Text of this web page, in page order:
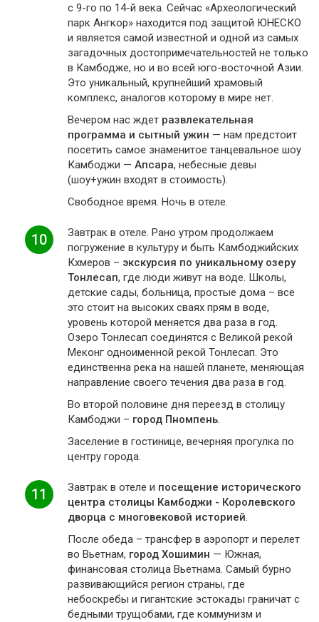
с 9-го по 14-й века. Сейчас «Археологический
парк Ангкор» находится под защитой ЮНЕСКО
и является самой известной и одной из самых
загадочных достопримечательностей не только
в Камбодже, но и во всей юго-восточной Азии.
Это уникальный, крупнейший храмовый
комплекс, аналогов которому в мире нет.
Вечером нас ждет развлекательная
программа и сытный ужин — нам предстоит
посетить самое знаменитое танцевальное шоу
Камбоджи — Апсара, небесные девы
(шоу+ужин входят в стоимость).
Свободное время. Ночь в отеле.
10
Завтрак в отеле. Рано утром продолжаем
погружение в культуру и быть Камбоджийских
Кхмеров – экскурсия по уникальному озеру
Тонлесап, где люди живут на воде. Школы,
детские сады, больница, простые дома – все
это стоит на высоких сваях прям в воде,
уровень которой меняется два раза в год.
Озеро Тонлесап соединятся с Великой рекой
Меконг одноименной рекой Тонлесап. Это
единственна река на нашей планете, меняющая
направление своего течения два раза в год.
Во второй половине дня переезд в столицу
Камбоджи – город Пномпень.
Заселение в гостинице, вечерняя прогулка по
центру города.
11 Завтрак в отеле и посещение исторического
центра столицы Камбоджи - Королевского
дворца с многовековой историей.
После обеда – трансфер в аэропорт и перелет
во Вьетнам, город Хошимин — Южная,
финансовая столица Вьетнама. Самый бурно
развивающийся регион страны, где
небоскребы и гигантские эстокады граничат с
бедными трущобами, где коммунизм и